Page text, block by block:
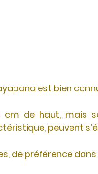
est bien
cm de haut, mais
peuvent
de préférence